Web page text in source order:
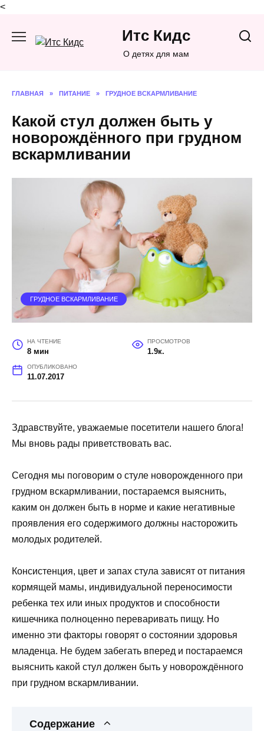
<
содержанию
Итс Кидс
О детях для мам
ГЛАВНАЯ » ПИТАНИЕ » ГРУДНОЕ ВСКАРМЛИВАНИЕ
Какой стул должен быть у
новорождённого при грудном
вскармливании
ГРУДНОЕ ВСКАРМЛИВАНИЕ
НА ЧТЕНИЕ
8 мин
ПРОСМОТРОВ
1.9к.
ОПУБЛИКОВАНО
11.07.2017
Здравствуйте, уважаемые посетители нашего блога!
Мы вновь рады приветствовать вас.
Сегодня мы поговорим о стуле новорожденного при
грудном вскармливании, постараемся выяснить,
каким он должен быть в норме и какие негативные
проявления его содержимого должны насторожить
молодых родителей.
Консистенция, цвет и запах стула зависят от питания
кормящей мамы, индивидуальной переносимости
ребенка тех или иных продуктов и способности
кишечника полноценно переваривать пищу. Но
именно эти факторы говорят о состоянии здоровья
младенца. Не будем забегать вперед и постараемся
выяснить какой стул должен быть у новорождённого
при грудном вскармливании.
Содержание